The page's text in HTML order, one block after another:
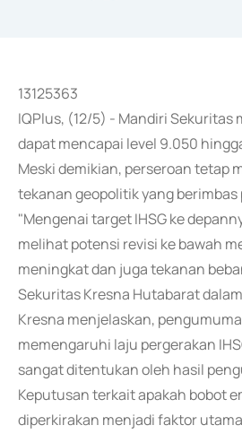
13125363
IQPlus, (12/5) - Mandiri Sekuritas
dapat mencapai level 9.050
Meski demikian, perseroan tetap
tekanan geopolitik yang
"Mengenai target IHSG ke
melihat potensi revisi ke bawah
meningkat dan juga tekanan
Sekuritas Kresna Hutabarat
Kresna menjelaskan,
memengaruhi laju pergerakan
sangat ditentukan oleh hasil
Keputusan terkait apakah bobot
diperkirakan menjadi faktor